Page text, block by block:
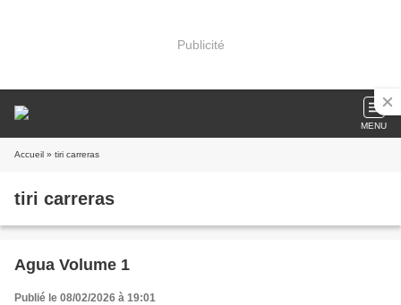
Publicité
MENU
Accueil » tiri carreras
tiri carreras
Agua Volume 1
Publié le 08/02/2026 à 19:01